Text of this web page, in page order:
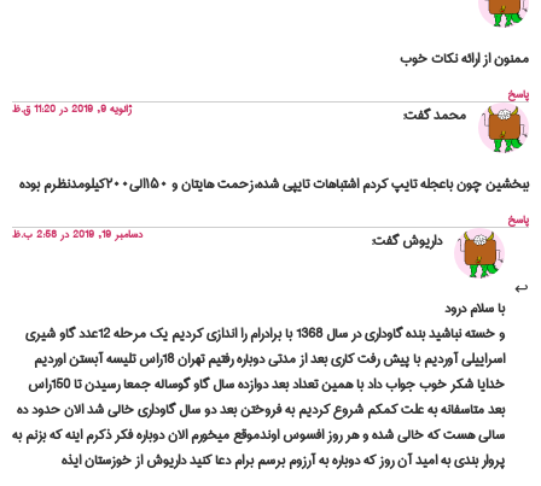
ممنون از ارائه نکات خوب
پاسخ
محمدگفت: ژانویه 9, 2019 در 11:20 ق.ظ
ببخشین چون باعجله تایپ کردم اشتباهات تایپی شده،زحمت هایتان و ۱۵۰الی۲۰۰کیلومدنظرم بوده
پاسخ
داریوشگفت: دسامبر 19, 2019 در 2:58 ب.ظ
با سلام درود
و خسته نباشید بنده گاوداری در سال 1368 با برادرام را اندازی کردیم یک مرحله 12عدد گاو شیری
اسراییلی آوردیم با پیش رفت کاری بعد از مدتی دوباره رفتیم تهران 18راس تلیسه آبستن اوردیم
خدایا شکر خوب جواب داد با همین تعداد بعد دوازده سال گاو گوساله جمعا رسیدن تا 150راس
بعد متاسفانه به علت کمکم شروع کردیم به فروختن بعد دو سال گاوداری خالی شد الان حدود ده
سالی هست که خالی شده و هر روز افسوس اوندموقع میخورم الان دوباره فکر ذکرم اینه که بزنم به
پروار بندی به امید آن روز که دوباره به آرزوم برسم برام دعا کنید داریوش از خوزستان ایذه